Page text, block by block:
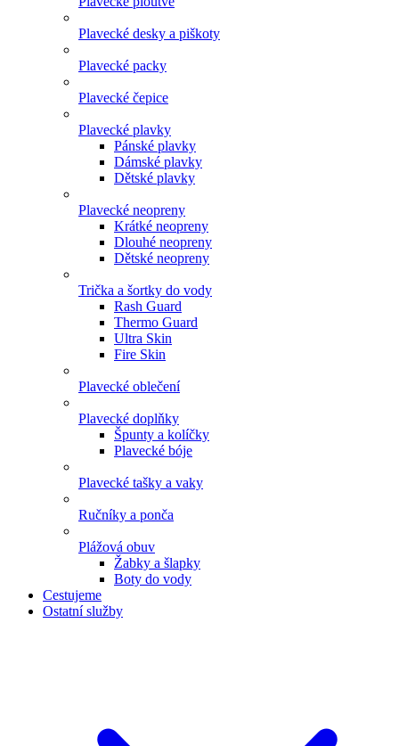
Plavecké desky a piškoty
Plavecké packy
Plavecké čepice
Plavecké plavky
Pánské plavky
Dámské plavky
Dětské plavky
Plavecké neopreny
Krátké neopreny
Dlouhé neopreny
Dětské neopreny
Trička a šortky do vody
Rash Guard
Thermo Guard
Ultra Skin
Fire Skin
Plavecké oblečení
Plavecké doplňky
Špunty a kolíčky
Plavecké bóje
Plavecké tašky a vaky
Ručníky a ponča
Plážová obuv
Žabky a šlapky
Boty do vody
Cestujeme
Ostatní služby